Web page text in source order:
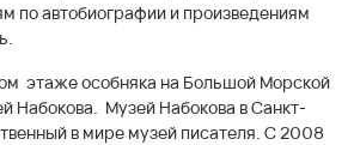
по автобиографии и произведениям
этаже особняка на Большой Морской
Набокова. Музей Набокова в Санкт-
в мире музей писателя. С 2008